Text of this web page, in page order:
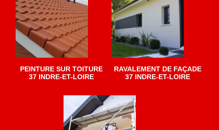
PEINTURE SUR TOITURE
37 INDRE-ET-LOIRE
RAVALEMENT DE FAÇADE
37 INDRE-ET-LOIRE